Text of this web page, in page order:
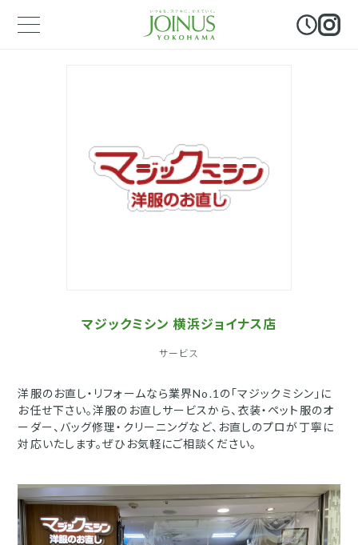
マジックミシン 横浜ジョイナス店
サービス
洋服のお直し・リフォームなら業界No.1の「マジックミシン」に
お任せ下さい。洋服のお直しサービスから、衣装・ペット服のオ
ーダー、バッグ修理・クリーニングなど、お直しのプロが丁寧に
対応いたします。ぜひお気軽にご相談ください。